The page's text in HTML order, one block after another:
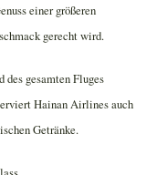
einer größeren
gerecht wird.
des gesamten Fluges
Hainan Airlines auch
Getränke.